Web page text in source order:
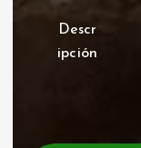
Descr
ipción